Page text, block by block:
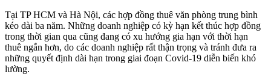
Tại TP HCM và Hà Nội, các hợp đồng thuê văn phòng trung bình
kéo dài ba năm. Những doanh nghiệp có kỳ hạn kết thúc hợp đồng
trong thời gian qua cũng đang có xu hướng gia hạn với thời hạn
thuê ngắn hơn, do các doanh nghiệp rất thận trọng và tránh đưa ra
những quyết định dài hạn trong giai đoạn Covid-19 diễn biến khó
lường.